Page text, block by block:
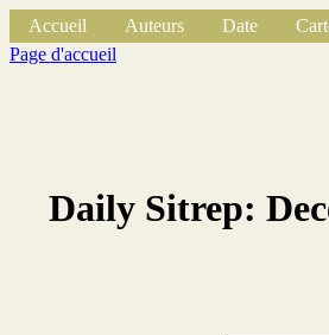
Accueil Auteurs Date
Page d'accueil
Daily Sitrep: